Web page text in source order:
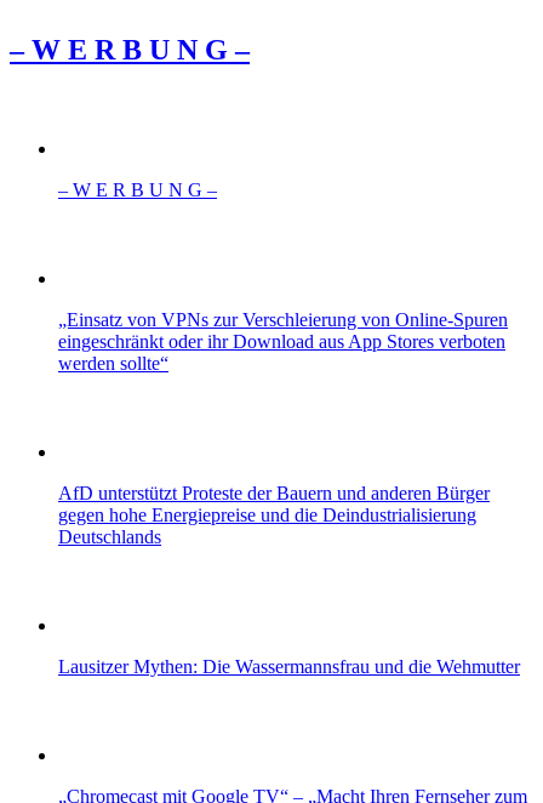
– W Ε R Β U Ν G –
– W Ε R Β U Ν G –
„Einsatz von VPNs zur Verschleierung von Online-Spuren
eingeschränkt oder ihr Download aus App Stores verboten
werden sollte“
AfD unterstützt Proteste der Bauern und anderen Bürger
gegen hohe Energiepreise und die Deindustrialisierung
Deutschlands
Lausitzer Mythen: Die Wassermannsfrau und die Wehmutter
„Chromecast mit Google TV“ – „Macht Ihren Fernseher zum